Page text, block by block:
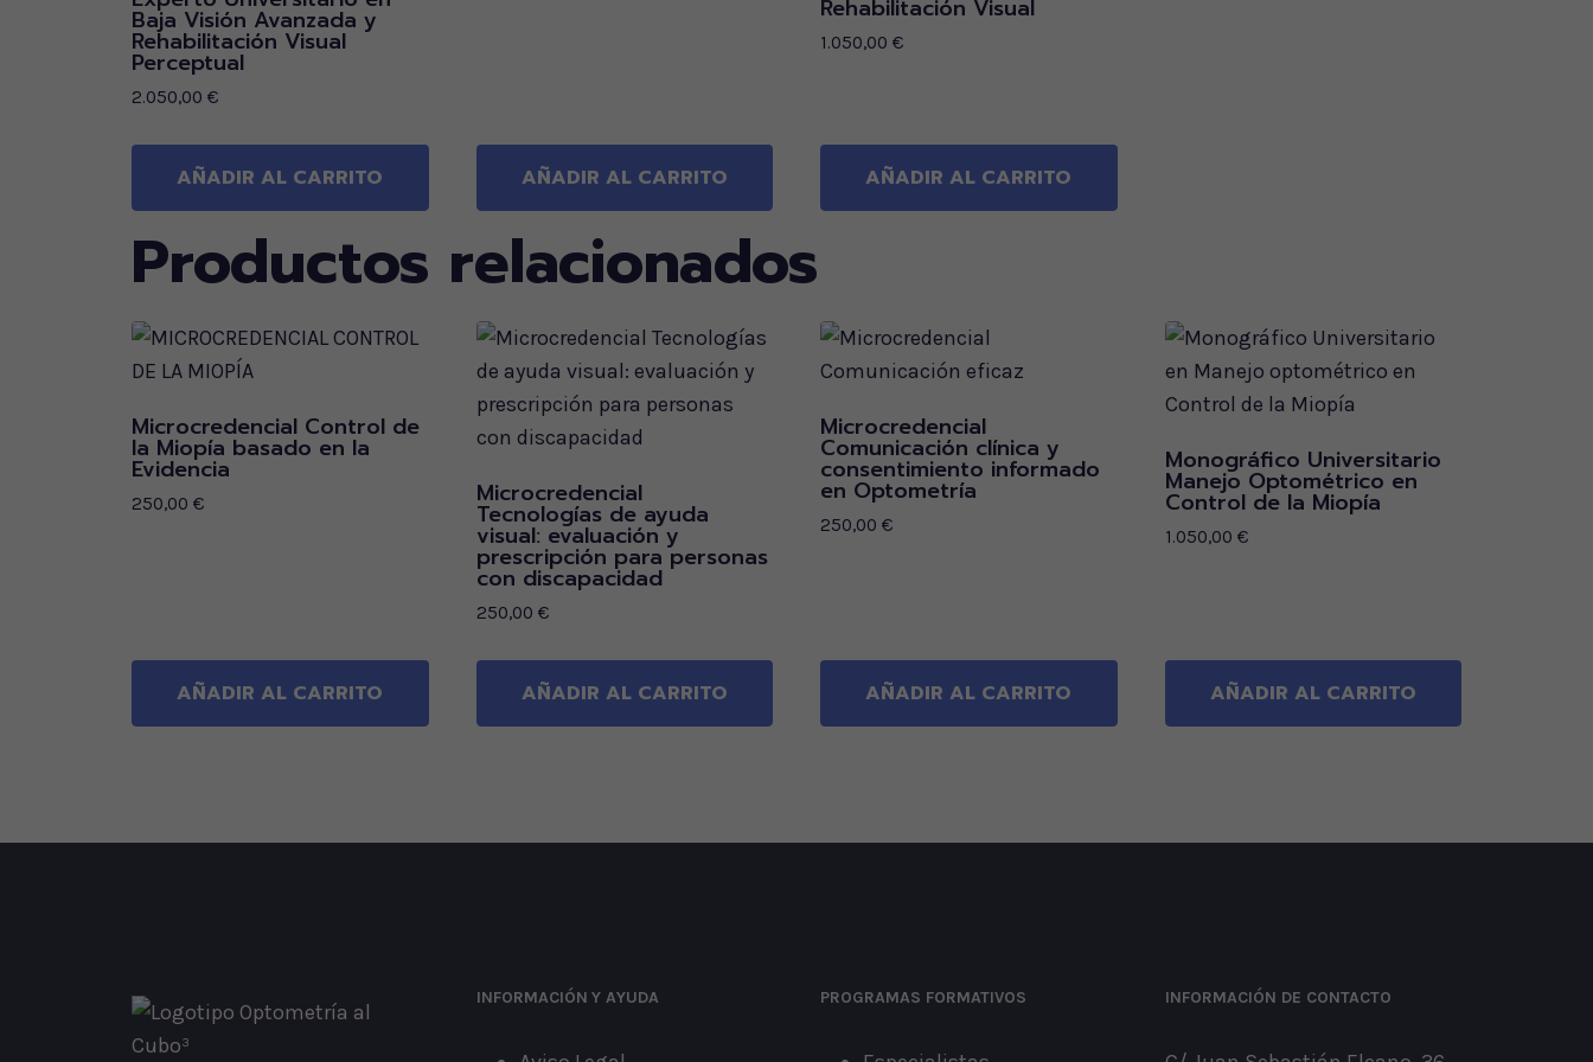
Baja Visión Avanzada y
Rehabilitación Visual
Perceptual
2.050,00 €
AÑADIR AL CARRITO AÑADIR AL CARRITO
Rehabilitación Visual
1.050,00 €
AÑADIR AL CARRITO
Productos relacionados
Microcredencial Control de
la Miopía basado en la
Evidencia
250,00 €
AÑADIR AL CARRITO
Microcredencial
Tecnologías de ayuda
visual: evaluación y
prescripción para personas
con discapacidad
250,00 €
AÑADIR AL CARRITO
Microcredencial
Comunicación clínica y
consentimiento informado
en Optometría
250,00 €
AÑADIR AL CARRITO
Monográfico Universitario
Manejo Optométrico en
Control de la Miopía
1.050,00 €
AÑADIR AL CARRITO
INFORMACIÓN Y AYUDA PROGRAMAS FORMATIVOS INFORMACIÓN DE CONTACTO